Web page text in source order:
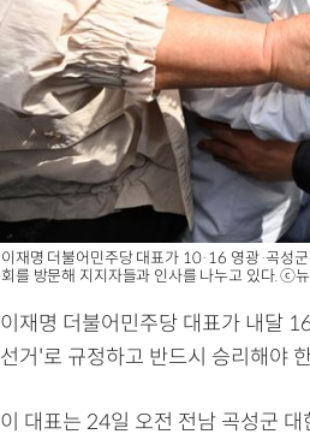
이재명 더불어민주당 대표가 10·16 영광·곡성
회를 방문해 지지자들과 인사를 나누고 있다. ⓒ
이재명 더불어민주당 대표가 내달
선거'로 규정하고 반드시 승리해야
이 대표는 24일 오전 전남 곡성군